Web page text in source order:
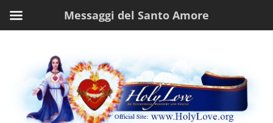
Messaggi del Santo Amore